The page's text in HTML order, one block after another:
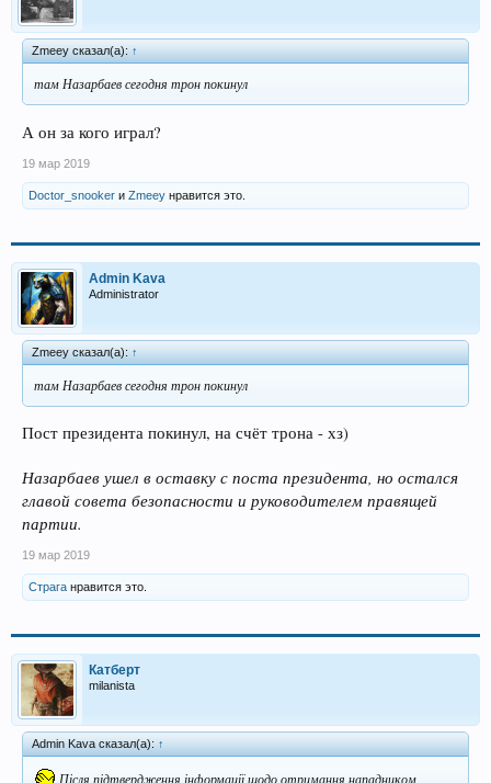
Zmeey сказал(а): ↑
там Назарбаев сегодня трон покинул
А он за кого играл?
19 мар 2019
Doctor_snooker и Zmeey нравится это.
Admin Kava
Administrator
Zmeey сказал(а): ↑
там Назарбаев сегодня трон покинул
Пост президента покинул, на счёт трона - хз)
Назарбаев ушел в оставку с поста президента, но остался
главой совета безопасности и руководителем правящей
партии.
19 мар 2019
Страга нравится это.
Катберт
milanista
Admin Kava сказал(а): ↑
Після підтвердження інформації щодо отримання нападником